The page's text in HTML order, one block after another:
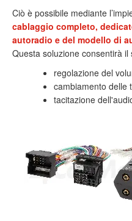
Ciò è possibile mediante
cablaggio completo,
autoradio e del modello di
Questa soluzione consentirà
regolazione del
cambiamento delle
tacitazione